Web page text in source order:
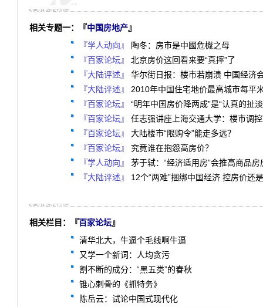
相关专题一：『中国房地产』
『学人动向』
陶冬：房市是中國危機之母
『百家论坛』
北京房价这回看来要“真摔”了
『大陆评述』
华尔街日报：楼市若崩溃 中国经济
『大陆评述』
2010年中国住宅地价最高城市每平
『百家论坛』
“明年中国房价降两成”是“认真的扯
『百家论坛』
任志强讲座上海交通大学：楼市调
『百家论坛』
大陆楼市“限购令”能走多远？
『百家论坛』
究竟谁在抱怨高房价？
『学人动向』
茅于轼：“经济适用房”会推高商品房
『大陆评述』
12个“两难”捆绑中国经济 控房价还
相关栏目：『百家论坛』
清华北大，牛逼个毛线啊牛逼
又学一个新词：人均贪污
割不断的成分：“黑五类”的春秋
锥心刺骨的《抓特务》
陈岳云：试论中国式现代化